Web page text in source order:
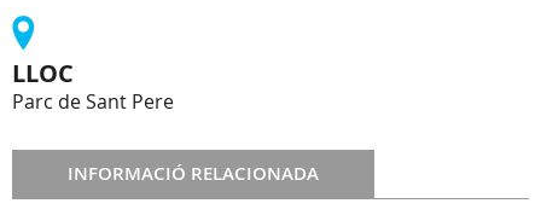
LLOC
Parc de Sant Pere
INFORMACIÓ RELACIONADA